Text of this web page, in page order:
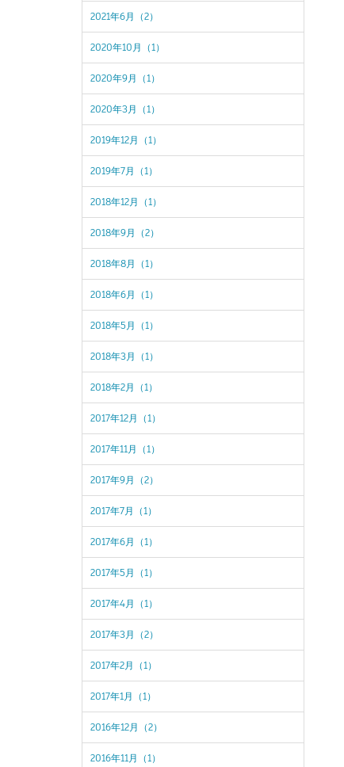
2021年6月（2）
2020年10月（1）
2020年9月（1）
2020年3月（1）
2019年12月（1）
2019年7月（1）
2018年12月（1）
2018年9月（2）
2018年8月（1）
2018年6月（1）
2018年5月（1）
2018年3月（1）
2018年2月（1）
2017年12月（1）
2017年11月（1）
2017年9月（2）
2017年7月（1）
2017年6月（1）
2017年5月（1）
2017年4月（1）
2017年3月（2）
2017年2月（1）
2017年1月（1）
2016年12月（2）
2016年11月（1）